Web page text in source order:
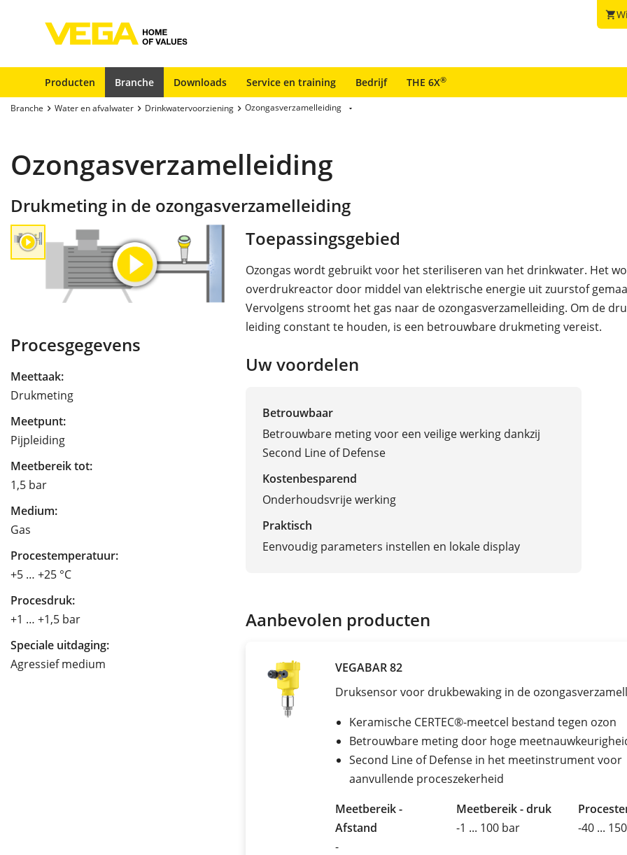
shopping_cart
Producten Branche Downloads Service en training Bedrijf THE 6X®
Branche Water en afvalwater Drinkwatervoorziening Ozongasverzamelleiding
Ozongasverzamelleiding
Drukmeting in de ozongasverzamelleiding
Procesgegevens
Meettaak:
Drukmeting
Meetpunt:
Pijpleiding
Meetbereik tot:
1,5 bar
Medium:
Gas
Procestemperatuur:
+5 … +25 °C
Procesdruk:
+1 … +1,5 bar
Speciale uitdaging:
Agressief medium
Toepassingsgebied
Ozongas wordt gebruikt voor het steriliseren van het drinkwater. Het
overdrukreactor door middel van elektrische energie uit zuurstof
Vervolgens stroomt het gas naar de ozongasverzamelleiding. Om de
leiding constant te houden, is een betrouwbare drukmeting vereist.
Uw voordelen
Betrouwbaar
Betrouwbare meting voor een veilige werking dankzij
Second Line of Defense
Kostenbesparend
Onderhoudsvrije werking
Praktisch
Eenvoudig parameters instellen en lokale display
Aanbevolen producten
VEGABAR 82
Druksensor voor drukbewaking in de
Keramische CERTEC®-meetcel bestand tegen ozon
Betrouwbare meting door hoge
Second Line of Defense in het meetinstrument voor
aanvullende proceszekerheid
Meetbereik -
Afstand
-
Meetbereik - druk
-1 ... 100 bar
-40 ...